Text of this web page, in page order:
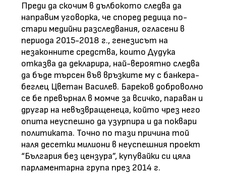
Преди да скочим в дълбокото следва да
направим уговорка, че според редица по-
стари медийни разследвания, огласени в
периода 2015-2018 г., генезисът на
незаконните средства, които Дудука
отказва да декларира, най-вероятно следва
да бъде търсен във връзките му с банкера-
беглец Цветан Василев. Бареков доброволно
се бе превърнал в момче за всичко, параван и
другар на невъзвращенеца, който чрез него
опита неуспешно да узурпира и да поквари
политиката. Точно по тази причина той
наля десетки милиони в неуспешния проект
“България без цензура”, купувайки си цяла
парламентарна група през 2014 г.